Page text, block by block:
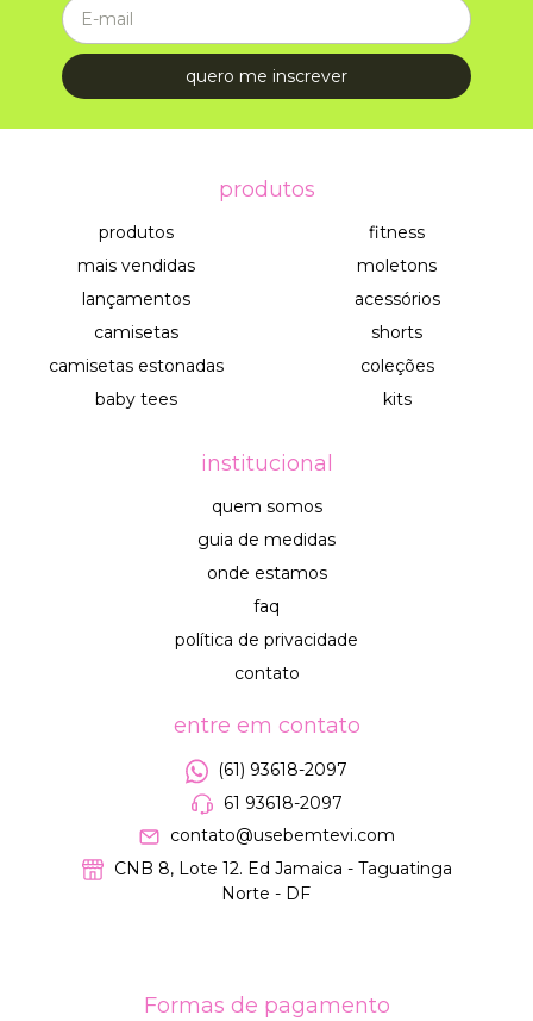
produtos
produtos
mais vendidas
lançamentos
camisetas
camisetas estonadas
baby tees
fitness
moletons
acessórios
shorts
coleções
kits
institucional
quem somos
guia de medidas
onde estamos
faq
política de privacidade
contato
entre em contato
(61) 93618-2097
61 93618-2097
contato@usebemtevi.com
CNB 8, Lote 12. Ed Jamaica - Taguatinga
Norte - DF
Formas de pagamento